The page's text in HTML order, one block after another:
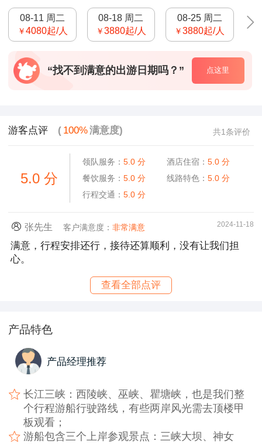
08-11 周二
￥4080起/人
08-18 周二
￥3880起/人
08-25 周二
￥3880起/人
“找不到满意的出游日期吗？” 点这里
游客点评 ( 100%满意度) 共1条评价
5.0分
领队服务：5.0 分 酒店住宿：5.0 分
餐饮服务：5.0 分 线路特色：5.0 分
行程交通：5.0 分
张先生 客户满意度：非常满意 2024-11-18
满意，行程安排还行，接待还算顺利，没有让我们担
心。
查看全部点评
产品特色
产品经理推荐
长江三峡：西陵峡、巫峡、瞿塘峡，也是我们整
个行程游船行驶路线，有些两岸风光需去顶楼甲
板观看；
游船包含三个上岸参观景点：三峡大坝、神女